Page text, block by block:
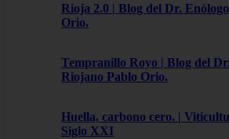
Rioja 2.0 | Blog del Dr.
Orio.
Tempranillo Royo | Blog del
Riojano Pablo Orio.
Huella, carbono cero. |
Siglo XXI